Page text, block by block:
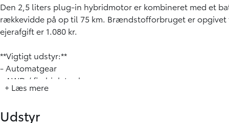
Den 2,5 liters plug-in hybridmotor er kombineret med et
rækkevidde på op til 75 km. Brændstofforbruget er
ejerafgift er 1.080 kr.
**Vigtigt udstyr:**
- Automatgear
- AWD / firehjulstræk
- Adaptiv fartpilot
- Bakkamera
+ Læs mere
Udstyr